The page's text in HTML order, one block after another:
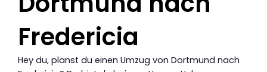
Fredericia
Hey du, planst du einen Umzug von Dortmund nach